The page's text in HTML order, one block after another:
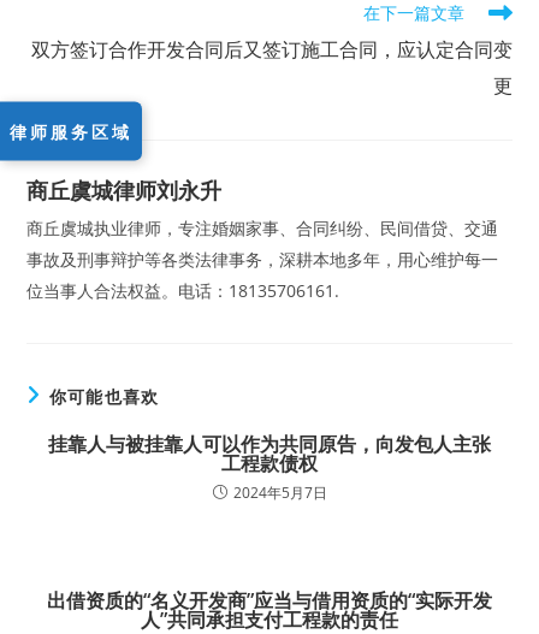
在下一篇文章
双方签订合作开发合同后又签订施工合同，应认定合同变
更
商丘虞城律师刘永升
商丘虞城执业律师，专注婚姻家事、合同纠纷、民间借贷、交通
事故及刑事辩护等各类法律事务，深耕本地多年，用心维护每一
位当事人合法权益。电话：18135706161.
你可能也喜欢
挂靠人与被挂靠人可以作为共同原告，向发包人主张
工程款债权
2024年5月7日
出借资质的“名义开发商”应当与借用资质的“实际开发
人”共同承担支付工程款的责任
律师服务区域